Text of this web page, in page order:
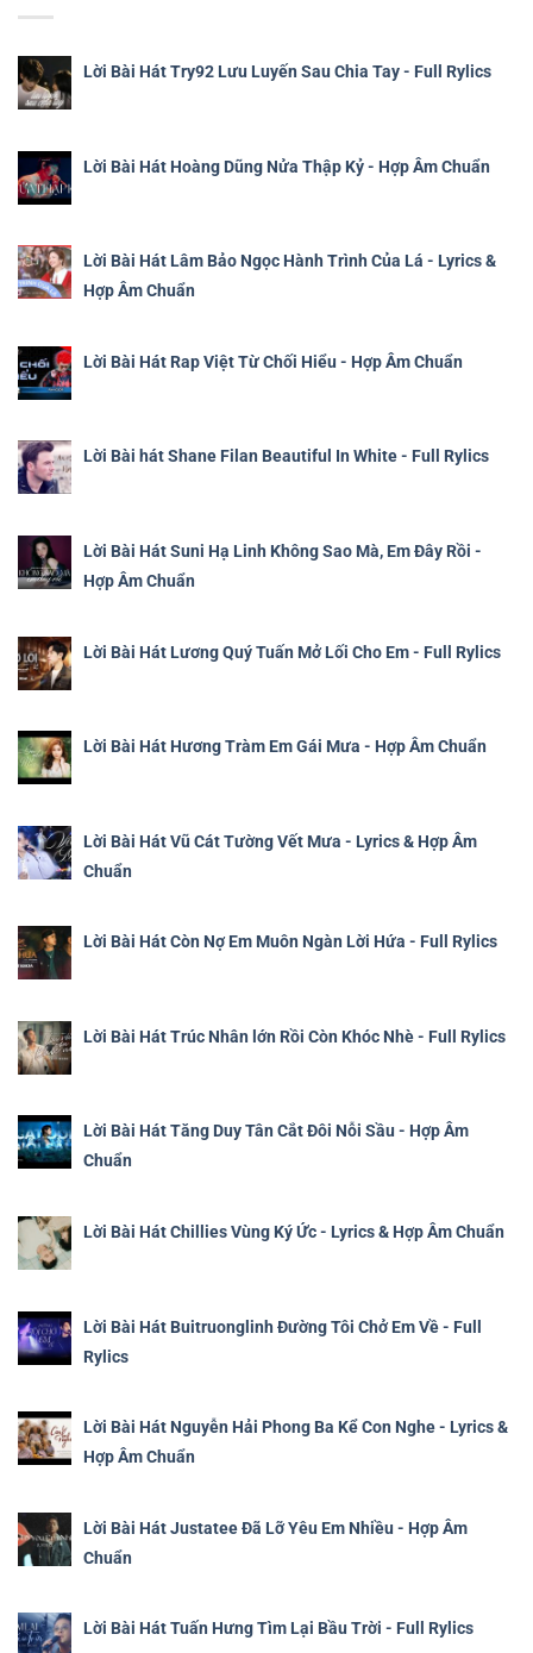
Lời Bài Hát Try92 Lưu Luyến Sau Chia Tay - Full Rylics
Lời Bài Hát Hoàng Dũng Nửa Thập Kỷ - Hợp Âm Chuẩn
Lời Bài Hát Lâm Bảo Ngọc Hành Trình Của Lá - Lyrics &
Hợp Âm Chuẩn
Lời Bài Hát Rap Việt Từ Chối Hiểu - Hợp Âm Chuẩn
Lời Bài hát Shane Filan Beautiful In White - Full Rylics
Lời Bài Hát Suni Hạ Linh Không Sao Mà, Em Đây Rồi -
Hợp Âm Chuẩn
Lời Bài Hát Lương Quý Tuấn Mở Lối Cho Em - Full Rylics
Lời Bài Hát Hương Tràm Em Gái Mưa - Hợp Âm Chuẩn
Lời Bài Hát Vũ Cát Tường Vết Mưa - Lyrics & Hợp Âm
Chuẩn
Lời Bài Hát Còn Nợ Em Muôn Ngàn Lời Hứa - Full Rylics
Lời Bài Hát Trúc Nhân lớn Rồi Còn Khóc Nhè - Full Rylics
Lời Bài Hát Tăng Duy Tân Cắt Đôi Nỗi Sầu - Hợp Âm
Chuẩn
Lời Bài Hát Chillies Vùng Ký Ức - Lyrics & Hợp Âm Chuẩn
Lời Bài Hát Buitruonglinh Đường Tôi Chở Em Về - Full
Rylics
Lời Bài Hát Nguyễn Hải Phong Ba Kể Con Nghe - Lyrics &
Hợp Âm Chuẩn
Lời Bài Hát Justatee Đã Lỡ Yêu Em Nhiều - Hợp Âm
Chuẩn
Lời Bài Hát Tuấn Hưng Tìm Lại Bầu Trời - Full Rylics